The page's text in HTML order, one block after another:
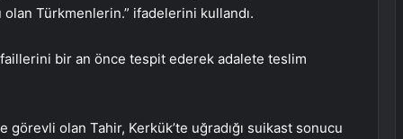
Türkmenlerin.” ifadelerini kullandı.
faillerini bir an önce tespit ederek adalete teslim
olan Tahir, Kerkük’te uğradığı suikast sonucu